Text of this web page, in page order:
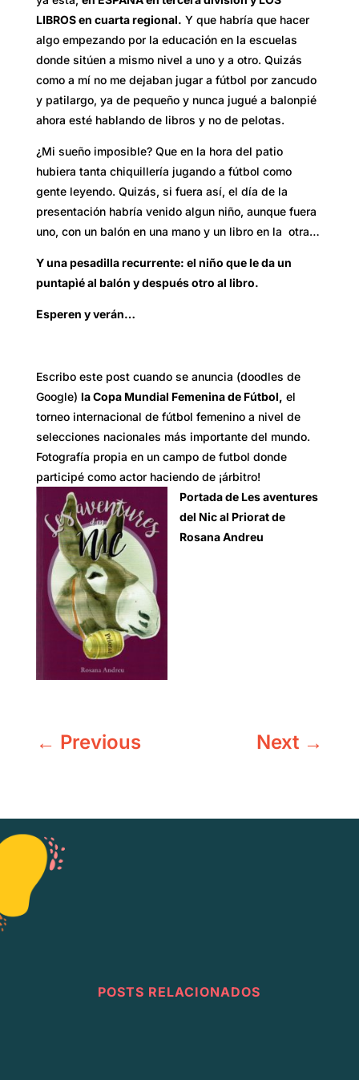
LIBROS en cuarta regional. Y que habría que hacer
algo empezando por la educación en la escuelas
donde sitúen a mismo nivel a uno y a otro. Quizás
como a mí no me dejaban jugar a fútbol por zancudo
y patilargo, ya de pequeño y nunca jugué a balonpié
ahora esté hablando de libros y no de pelotas.
¿Mi sueño imposible? Que en la hora del patio
hubiera tanta chiquillería jugando a fútbol como
gente leyendo. Quizás, si fuera así, el día de la
presentación habría venido algun niño, aunque fuera
uno, con un balón en una mano y un libro en la otra…
Y una pesadilla recurrente: el niño que le da un
puntapìé al balón y después otro al libro.
Esperen y verán…
Escribo este post cuando se anuncia (doodles de
Google) la Copa Mundial Femenina de Fútbol, el
torneo internacional de fútbol femenino a nivel de
selecciones nacionales más importante del mundo.
Fotografía propia en un campo de futbol donde
participé como actor haciendo de ¡árbitro!
Portada de Les aventures
del Nic al Priorat de
Rosana Andreu
← Previous Next →
POSTS RELACIONADOS